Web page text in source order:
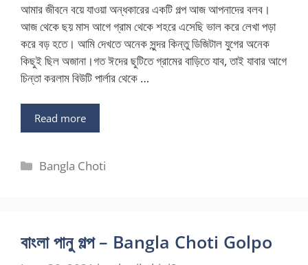
আমার জীবনে বয়ে যাওয়া অন্ধকারের একটি গল্প আজ আপনাদের বলব।
আজ থেকে ছয় মাস আগে গ্রাম থেকে শহরে এসেছি ভাল করে লেখা পড়া
করে বড় হতে। আমি দেখতে অনেক সুন্দর কিন্তু ডিজিটাল যুগের অনেক
কিছুই ছিল অজানা।গত ঈদের ছুটিতে গ্রামের বাড়িতে যাব, তাই যাবার আগে
চিন্তা করলাম বিউটি পার্লার থেকে …
Read more
Categories
Bangla Choti
বাংলা পানু গল্প – Bangla Choti Golpo